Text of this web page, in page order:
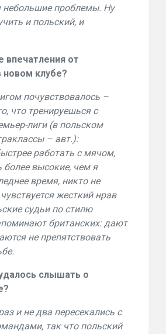
проблемы. Ну
и польский, и
впечатления от
новом клубе?
почувствовалось –
что тренируешься с
лиги (в польском
– авт.):
работать с мячом,
более высокие, чем я
время, никто не
жесткий нрав
судьи по стилю
британских: дают
не препятствовать
слышать о
и не два пересекались с
так что польский